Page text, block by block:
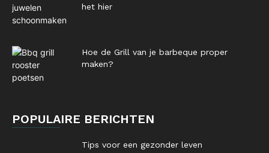
het hier
Hoe de Grill van je barbeque proper
maken?
POPULAIRE BERICHTEN
Tips voor een gezonder leven